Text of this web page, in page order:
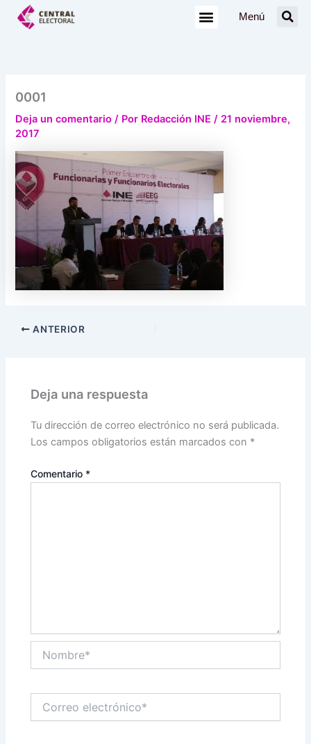
Menú
0001
Deja un comentario / Por Redacción INE/ 21 noviembre,
2017
ANTERIOR
Deja una respuesta
Tu dirección de correo electrónico no será publicada.
Los campos obligatorios están marcados con *
Comentario *
electrónico*